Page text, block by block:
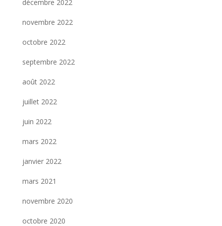
décembre 2022
novembre 2022
octobre 2022
septembre 2022
août 2022
juillet 2022
juin 2022
mars 2022
janvier 2022
mars 2021
novembre 2020
octobre 2020